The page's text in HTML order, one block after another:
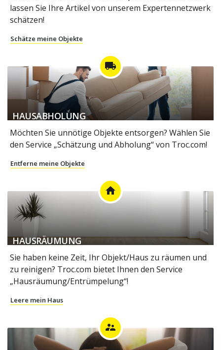
lassen Sie Ihre Artikel von unserem Expertennetzwerk
schätzen!
Schätze meine Objekte
local_shipping
HAUSABHOLUNG
Möchten Sie unnötige Objekte entsorgen? Wählen Sie
den Service „Schätzung und Abholung“ von Troc.com!
Entferne meine Objekte
home
HAUSRÄUMUNG
Sie haben keine Zeit, Ihr Objekt/Haus zu räumen und
zu reinigen? Troc.com bietet Ihnen den Service
„Hausräumung/Entrümpelung“!
Leere mein Haus
supervisor_account